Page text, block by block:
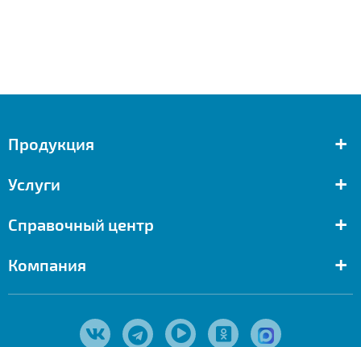
Продукция +
Услуги +
Справочный центр +
Компания +